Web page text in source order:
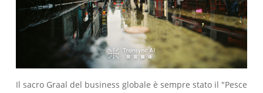
Il sacro Graal del business globale è sempre stato il "Pesce